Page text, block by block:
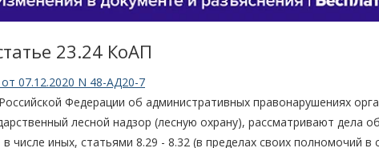
23.24 КоАП
07.12.2020 N 48-АД20-7
Федерации об административных правонарушениях
лесной надзор (лесную охрану), рассматривают дела
числе иных, статьями 8.29 - 8.32 (в пределах своих полномочий в